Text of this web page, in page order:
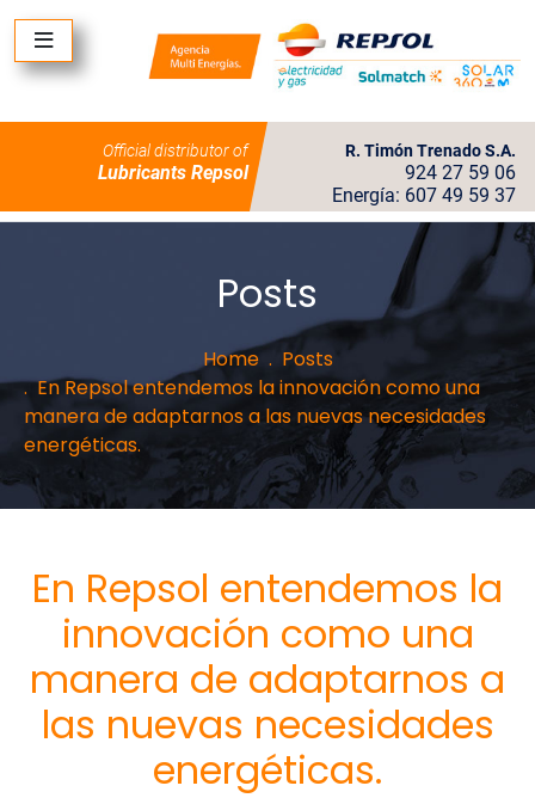
Official distributor of
Lubricants Repsol
R. Timón Trenado S.A.
924 27 59 06
Energía: 607 49 59 37
Posts
Home
Posts
En Repsol entendemos la innovación como una
manera de adaptarnos a las nuevas necesidades
energéticas.
En Repsol entendemos la
innovación como una
manera de adaptarnos a
las nuevas necesidades
energéticas.